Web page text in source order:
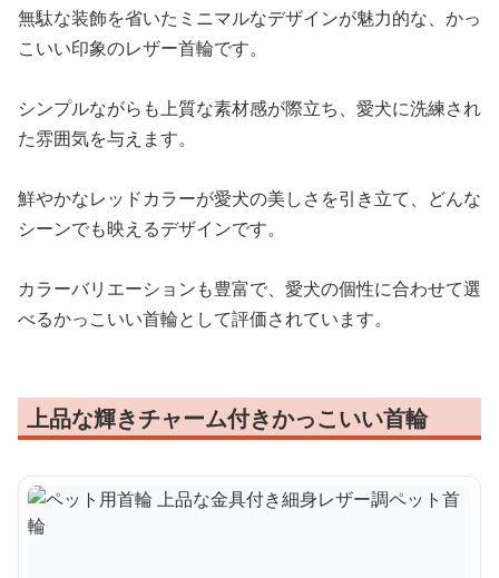
無駄な装飾を省いたミニマルなデザインが魅力的な、かっ
こいい印象のレザー首輪です。
シンプルながらも上質な素材感が際立ち、愛犬に洗練され
た雰囲気を与えます。
鮮やかなレッドカラーが愛犬の美しさを引き立て、どんな
シーンでも映えるデザインです。
カラーバリエーションも豊富で、愛犬の個性に合わせて選
べるかっこいい首輪として評価されています。
上品な輝きチャーム付きかっこいい首輪